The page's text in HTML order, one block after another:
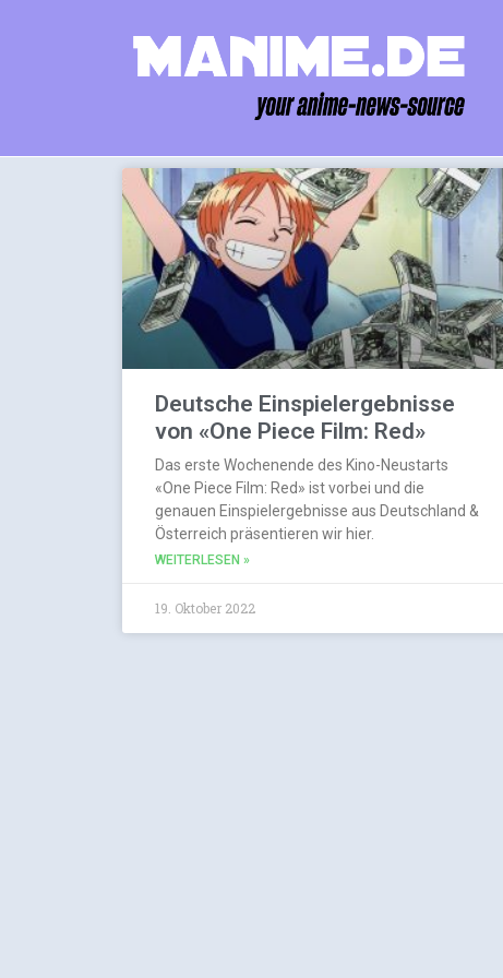
Deutsche Einspielergebnisse
von «One Piece Film: Red»
Das erste Wochenende des Kino-Neustarts
«One Piece Film: Red» ist vorbei und die
genauen Einspielergebnisse aus Deutschland &
Österreich präsentieren wir hier.
WEITERLESEN »
19. Oktober 2022